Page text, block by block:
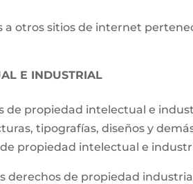
otros sitios de internet
E INDUSTRIAL
de propiedad intelectual e
tipografías, diseños y
propiedad intelectual e
derechos de propiedad